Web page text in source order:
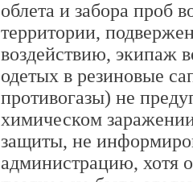
облета и забора проб
территории,
воздействию, экипаж
одетых в резиновые
противогазы) не
химическом
защиты, не
администрацию, хотя